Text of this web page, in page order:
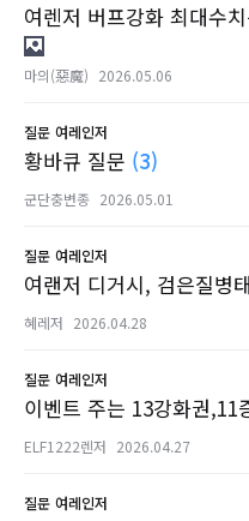
여렌저 버프강화 최대수
마의(惡魔) 2026.05.06
질문 여레인저
황바큐 질문 (3)
군단충변종 2026.05.01
질문 여레인저
여랜저 디거시, 검은질병
혜레저 2026.04.28
질문 여레인저
이벤트 주는 13강화권,11
ELF1222렌저 2026.04.27
질문 여레인저